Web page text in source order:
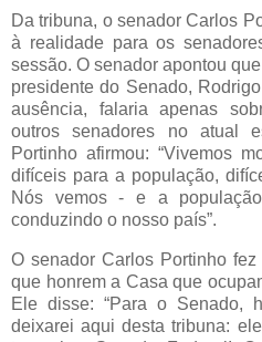
Da tribuna, o senador Carlos
à realidade para os
sessão. O senador apontou
presidente do Senado,
ausência, falaria apenas
outros senadores no atual
Portinho afirmou: “Vivemos
difíceis para a população,
Nós vemos - e a
conduzindo o nosso país”.
O senador Carlos Portinho
que honrem a Casa que
Ele disse: “Para o Senado,
deixarei aqui desta tribuna: